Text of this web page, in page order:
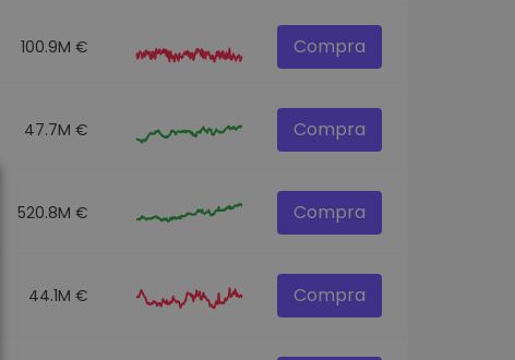
100.9M € Compra
47.7M € Compra
520.8M € Compra
44.1M € Compra